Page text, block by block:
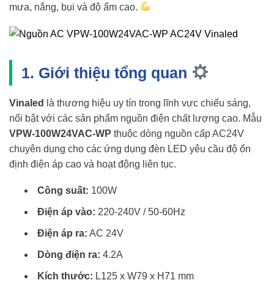
mưa, nắng, bụi và độ ẩm cao.
1. Giới thiệu tổng quan
Vinaled
là thương hiệu uy tín trong lĩnh vực chiếu sáng,
nổi bật với các sản phẩm nguồn điện chất lượng cao. Mẫu
VPW-100W24VAC-WP thuộc dòng nguồn cấp AC24V
chuyên dụng cho các ứng dụng đèn LED yêu cầu độ ổn
định điện áp cao và hoạt động liên tục.
Công suất: 100W
Điện áp vào: 220-240V / 50-60Hz
Điện áp ra: AC 24V
Dòng điện ra: 4.2A
Kích thước: L125 x W79 x H71 mm